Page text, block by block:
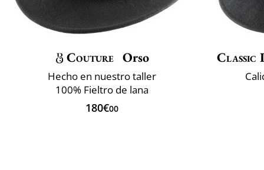
Couture Orso
Hecho en nuestro taller
100% Fieltro de lana
180€00
Classic